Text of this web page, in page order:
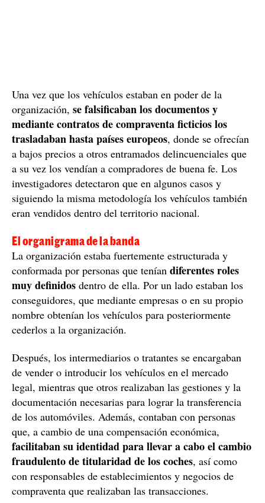
Una vez que los vehículos estaban en poder de la
organización, se falsificaban los documentos y
mediante contratos de compraventa ficticios los
trasladaban hasta países europeos, donde se ofrecían
a bajos precios a otros entramados delincuenciales que
a su vez los vendían a compradores de buena fe. Los
investigadores detectaron que en algunos casos y
siguiendo la misma metodología los vehículos también
eran vendidos dentro del territorio nacional.
El organigrama de la banda
La organización estaba fuertemente estructurada y
conformada por personas que tenían diferentes roles
muy definidos dentro de ella. Por un lado estaban los
conseguidores, que mediante empresas o en su propio
nombre obtenían los vehículos para posteriormente
cederlos a la organización.
Después, los intermediarios o tratantes se encargaban
de vender o introducir los vehículos en el mercado
legal, mientras que otros realizaban las gestiones y la
documentación necesarias para lograr la transferencia
de los automóviles. Además, contaban con personas
que, a cambio de una compensación económica,
facilitaban su identidad para llevar a cabo el cambio
fraudulento de titularidad de los coches, así como
con responsables de establecimientos y negocios de
compraventa que realizaban las transacciones.